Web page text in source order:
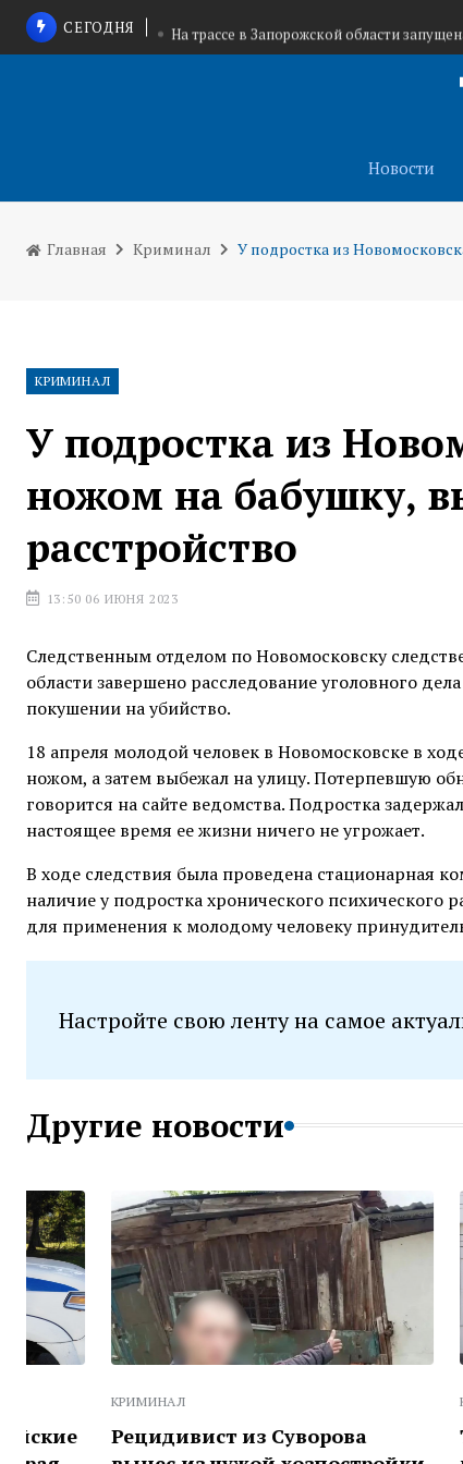
СЕГОДНЯ На трассе в Запорожской области
В Тульской области
Новости
Главная Криминал У подростка из
КРИМИНАЛ
У подростка из
ножом на бабушку,
расстройство
13:50 06 ИЮНЯ 2023
Следственным отделом по Новомосковску
области завершено расследование уголовного
покушении на убийство.
18 апреля молодой человек в Новомосковске в
ножом, а затем выбежал на улицу. Потерпевшую
говорится на сайте ведомства. Подростка
настоящее время ее жизни ничего не угрожает.
В ходе следствия была проведена стационарная
наличие у подростка хронического психического
для применения к молодому человеку
Настройте свою ленту на самое
Другие новости
Рецидивист из Суворова
Туляка